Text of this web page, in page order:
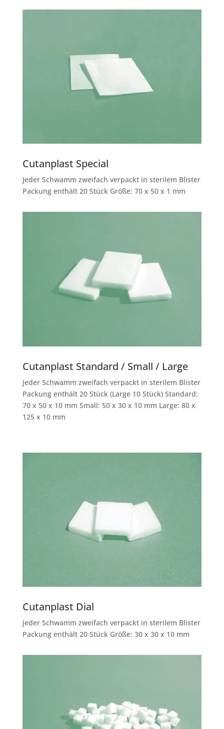
Cutanplast Special
Jeder Schwamm zweifach verpackt in sterilem Blister
Packung enthält 20 Stück Größe: 70 x 50 x 1 mm
Cutanplast Standard / Small / Large
Jeder Schwamm zweifach verpackt in sterilem Blister
Packung enthält 20 Stück (Large 10 Stück) Standard:
70 x 50 x 10 mm Small: 50 x 30 x 10 mm Large: 80 x
125 x 10 mm
Cutanplast Dial
Jeder Schwamm zweifach verpackt in sterilem Blister
Packung enthält 20 Stück Größe: 30 x 30 x 10 mm